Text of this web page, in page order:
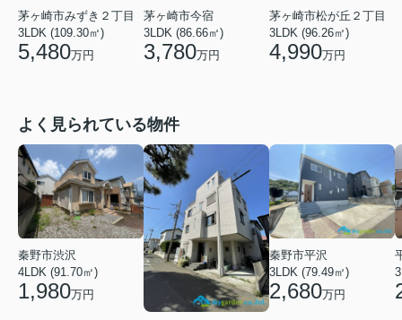
茅ヶ崎市みずき２丁目
3LDK (109.30㎡)
5,480万円
茅ヶ崎市今宿
3LDK (86.66㎡)
3,780万円
茅ヶ崎市松が丘２丁目
3LDK (96.26㎡)
4,990万円
よく見られている物件
秦野市渋沢
4LDK (91.70㎡)
1,980万円
秦野市平沢
3LDK (79.49㎡)
2,680万円